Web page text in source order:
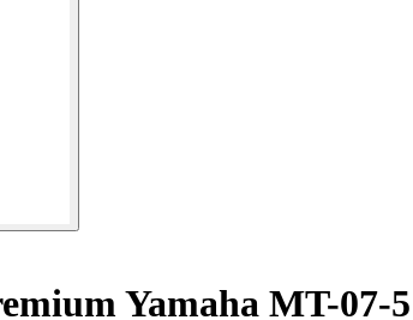
Yamaha MT-07-5